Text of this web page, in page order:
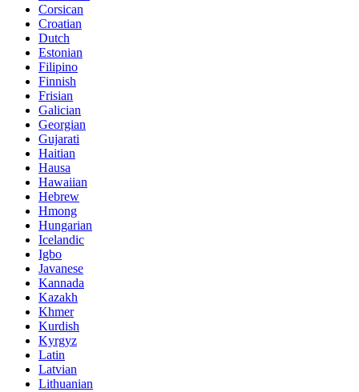
Corsican
Croatian
Dutch
Estonian
Filipino
Finnish
Frisian
Galician
Georgian
Gujarati
Haitian
Hausa
Hawaiian
Hebrew
Hmong
Hungarian
Icelandic
Igbo
Javanese
Kannada
Kazakh
Khmer
Kurdish
Kyrgyz
Latin
Latvian
Lithuanian